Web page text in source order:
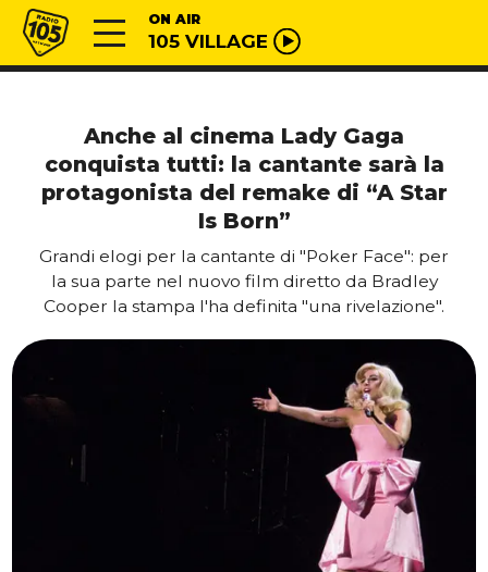
Vai al contenuto
Radio 105 ON AIR
105 VILLAGE
Anche al cinema Lady Gaga
conquista tutti: la cantante sarà la
protagonista del remake di “A Star
Is Born”
Grandi elogi per la cantante di "Poker Face": per
la sua parte nel nuovo film diretto da Bradley
Cooper la stampa l'ha definita "una rivelazione".